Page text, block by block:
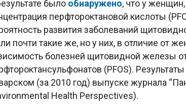
было обнаружено, что у
перфтороктановой кислоты
развития заболеваний
почти такие же, но у них, в отличие от
болезней щитовидной железы
(PFOS).
(за 2010 год) выпуске журнала
Health Perspectives).